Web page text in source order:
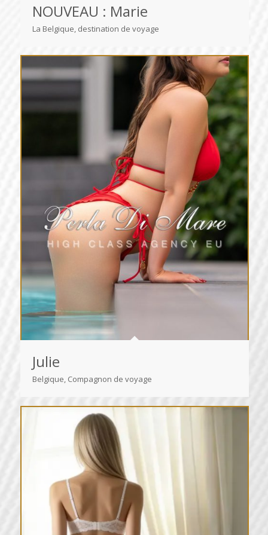
NOUVEAU : Marie
La Belgique, destination de voyage
Julie
Belgique, Compagnon de voyage